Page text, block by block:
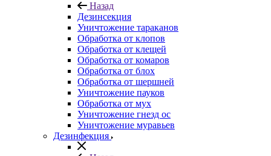
Назад
Дезинсекция
Уничтожение тараканов
Обработка от клопов
Обработка от клещей
Обработка от комаров
Обработка от блох
Обработка от шершней
Уничтожение пауков
Обработка от мух
Уничтожение гнезд ос
Уничтожение муравьев
Дезинфекция